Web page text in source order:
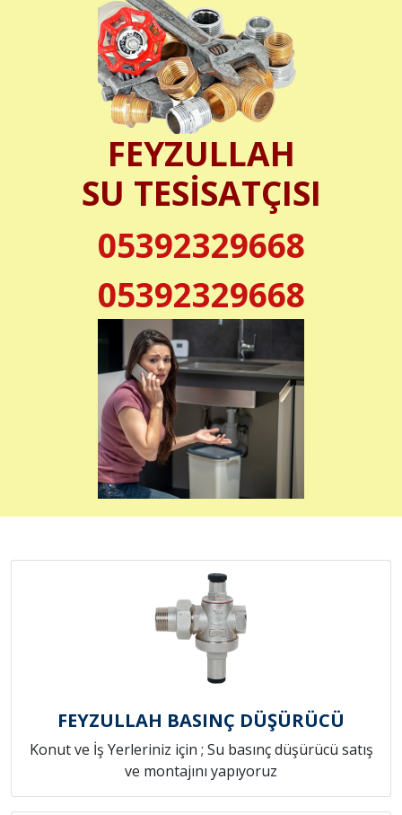
FEYZULLAH
SU TESİSATÇISI
05392329668
05392329668
FEYZULLAH BASINÇ DÜŞÜRÜCÜ
Konut ve İş Yerleriniz için ; Su basınç düşürücü satış
ve montajını yapıyoruz